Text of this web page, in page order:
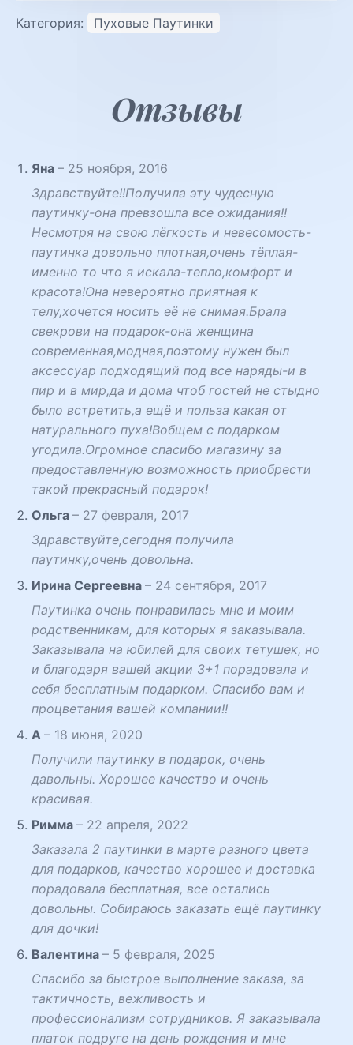
Категория: Пуховые Паутинки
Отзывы
Яна – 25 ноября, 2016
Здравствуйте!!Получила эту чудесную
паутинку-она превзошла все ожидания!!
Несмотря на свою лёгкость и невесомость-
паутинка довольно плотная,очень тёплая-
именно то что я искала-тепло,комфорт и
красота!Она невероятно приятная к
телу,хочется носить её не снимая.Брала
свекрови на подарок-она женщина
современная,модная,поэтому нужен был
аксессуар подходящий под все наряды-и в
пир и в мир,да и дома чтоб гостей не стыдно
было встретить,а ещё и польза какая от
натурального пуха!Вобщем с подарком
угодила.Огромное спасибо магазину за
предоставленную возможность приобрести
такой прекрасный подарок!
Ольга – 27 февраля, 2017
Здравствуйте,сегодня получила
паутинку,очень довольна.
Ирина Сергеевна – 24 сентября, 2017
Паутинка очень понравилась мне и моим
родственникам, для которых я заказывала.
Заказывала на юбилей для своих тетушек, но
и благодаря вашей акции 3+1 порадовала и
себя бесплатным подарком. Спасибо вам и
процветания вашей компании!!
A – 18 июня, 2020
Получили паутинку в подарок, очень
давольны. Хорошее качество и очень
красивая.
Римма – 22 апреля, 2022
Заказала 2 паутинки в марте разного цвета
для подарков, качество хорошее и доставка
порадовала бесплатная, все остались
довольны. Собираюсь заказать ещё паутинку
для дочки!
Валентина – 5 февраля, 2025
Спасибо за быстрое выполнение заказа, за
тактичность, вежливость и
профессионализм сотрудников. Я заказывала
платок подруге на день рождения и мне